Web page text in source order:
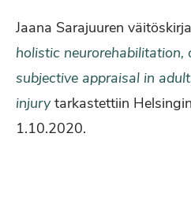
Jaana Sarajuuren väitöskirja
holistic neurorehabilitation,
subjective appraisal in
injurytarkastettiin
1.10.2020.